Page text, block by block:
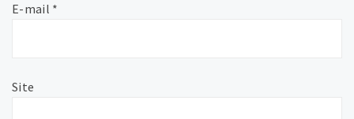
E-mail *
Site